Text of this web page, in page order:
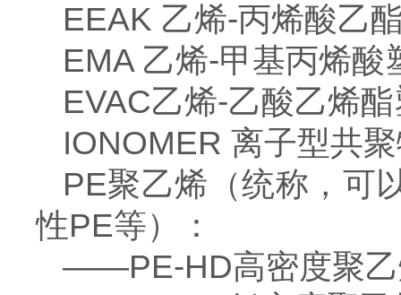
EEAK 乙烯-丙烯酸乙
EMA 乙烯-甲基丙烯酸
EVAC乙烯-乙酸乙烯
IONOMER 离子型共
PE聚乙烯（统称，可
性PE等）：
——PE-HD高密度聚